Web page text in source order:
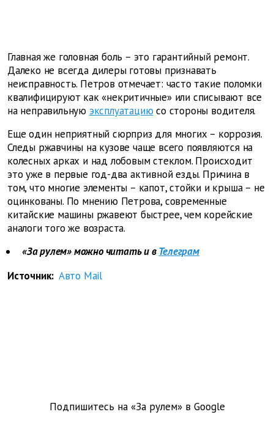
Главная же головная боль – это гарантийный ремонт.
Далеко не всегда дилеры готовы признавать
неисправность. Петров отмечает: часто такие поломки
квалифицируют как «некритичные» или списывают все
на неправильную эксплуатацию со стороны водителя.
Еще один неприятный сюрприз для многих – коррозия.
Следы ржавчины на кузове чаще всего появляются на
колесных арках и над лобовым стеклом. Происходит
это уже в первые год-два активной езды. Причина в
том, что многие элементы – капот, стойки и крыша – не
оцинкованы. По мнению Петрова, современные
китайские машины ржавеют быстрее, чем корейские
аналоги того же возраста.
«За рулем» можно читать и вТелеграм
Источник: Авто Mail
Подпишитесь на «За рулем» в Google